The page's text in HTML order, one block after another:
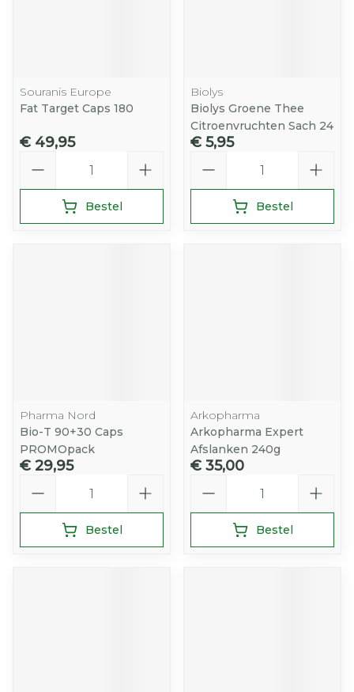
Souranis Europe
Fat Target Caps 180
€ 49,95
Bestel
Biolys
Biolys Groene Thee
Citroenvruchten Sach 24
€ 5,95
Bestel
Pharma Nord
Bio-T 90+30 Caps
PROMOpack
€ 29,95
Bestel
Arkopharma
Arkopharma Expert
Afslanken 240g
€ 35,00
Bestel